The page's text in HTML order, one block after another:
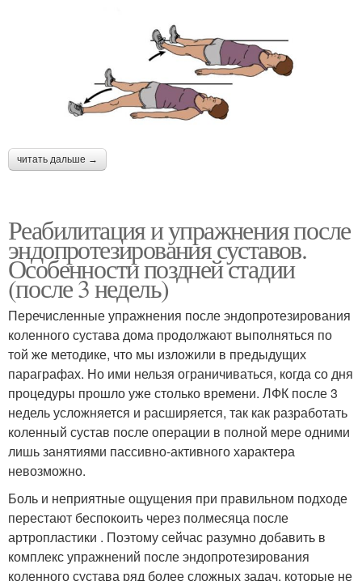
читать дальше →
Реабилитация и упражнения после
эндопротезирования суставов.
Особенности поздней стадии
(после 3 недель)
Перечисленные упражнения после эндопротезирования
коленного сустава дома продолжают выполняться по
той же методике, что мы изложили в предыдущих
параграфах. Но ими нельзя ограничиваться, когда со дня
процедуры прошло уже столько времени. ЛФК после 3
недель усложняется и расширяется, так как разработать
коленный сустав после операции в полной мере одними
лишь занятиями пассивно-активного характера
невозможно.
Боль и неприятные ощущения при правильном подходе
перестают беспокоить через полмесяца после
артропластики . Поэтому сейчас разумно добавить в
комплекс упражнений после эндопротезирования
коленного сустава ряд более сложных задач, которые не